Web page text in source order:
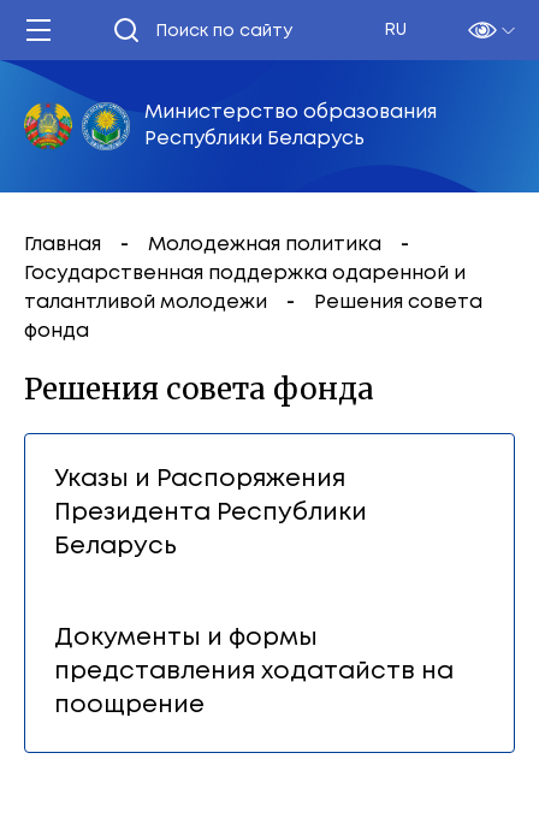
RU
Министерство образования
Республики Беларусь
Главная
Молодежная политика
Государственная поддержка одаренной и
талантливой молодежи
Решения совета
фонда
Решения совета фонда
Указы и Распоряжения
Президента Республики
Беларусь
Документы и формы
представления ходатайств на
поощрение